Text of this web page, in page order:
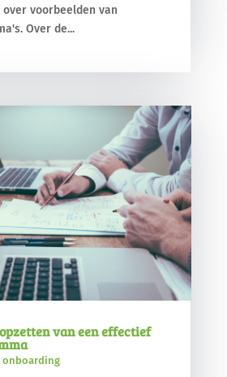
voorbeelden van
Over de...
van een effectief
onboarding